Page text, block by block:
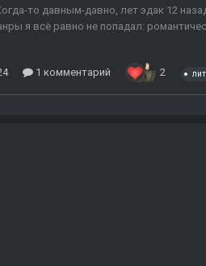
то давным-давно, лет эдак 12
я всё равно не попадал:
1 комментарий 2